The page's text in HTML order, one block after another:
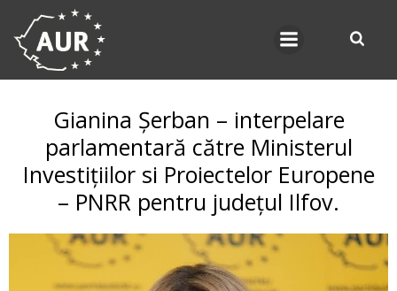
Gianina Șerban – interpelare
parlamentară către Ministerul
Investițiilor si Proiectelor Europene
– PNRR pentru județul Ilfov.